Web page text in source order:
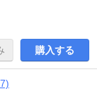
購入する